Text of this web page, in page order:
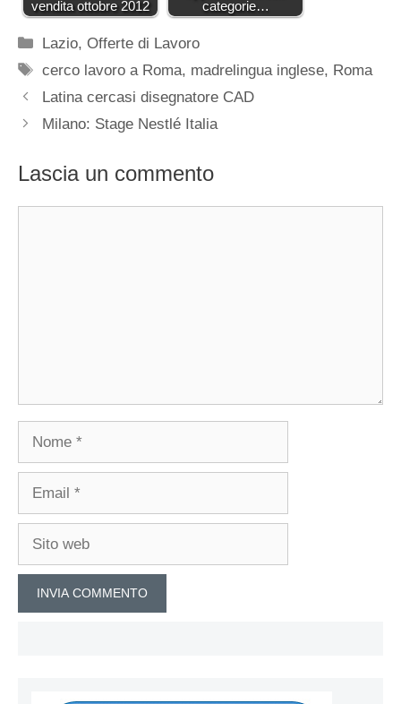
vendita ottobre 2012 categorie…
Categorie
Lazio,Offerte di Lavoro
Tag
cerco lavoro a Roma, madrelingua inglese, Roma
Latina cercasi disegnatore CAD
Milano: Stage Nestlé Italia
Lascia un commento
Nome
Email
Sito